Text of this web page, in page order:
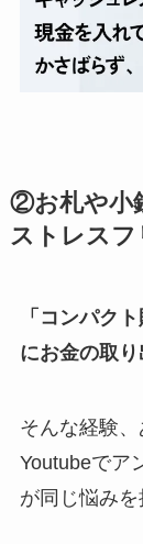
②お札や小
ストレスフ
「コンパク
にお金の取
そんな経験、
Youtubeでア
が同じ悩みを